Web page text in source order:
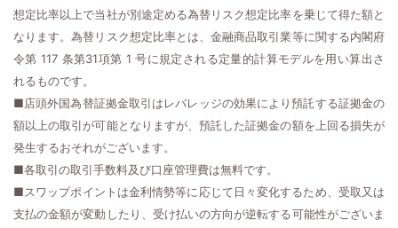
想定比率以上で当社が別途定める為替リスク想定比率を乗じて得た額と
なります。為替リスク想定比率とは、金融商品取引業等に関する内閣府
令第 117 条第31項第 1 号に規定される定量的計算モデルを用い算出さ
れるものです。
■店頭外国為替証拠金取引はレバレッジの効果により預託する証拠金の
額以上の取引が可能となりますが、預託した証拠金の額を上回る損失が
発生するおそれがございます。
■各取引の取引手数料及び口座管理費は無料です。
■スワップポイントは金利情勢等に応じて日々変化するため、受取又は
支払の金額が変動したり、受け払いの方向が逆転する可能性がございま